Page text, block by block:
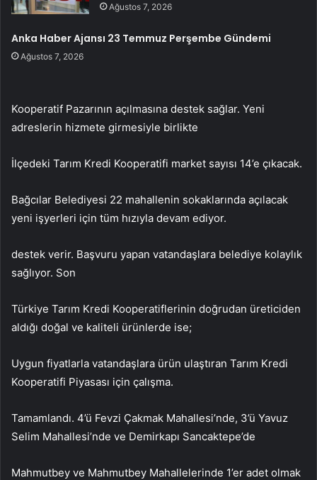
Ağustos 7, 2026
Anka Haber Ajansı 23 Temmuz Perşembe Gündemi
Ağustos 7, 2026
Kooperatif Pazarının açılmasına destek sağlar. Yeni
adreslerin hizmete girmesiyle birlikte
İlçedeki Tarım Kredi Kooperatifi market sayısı 14’e çıkacak.
Bağcılar Belediyesi 22 mahallenin sokaklarında açılacak
yeni işyerleri için tüm hızıyla devam ediyor.
destek verir. Başvuru yapan vatandaşlara belediye kolaylık
sağlıyor. Son
Türkiye Tarım Kredi Kooperatiflerinin doğrudan üreticiden
aldığı doğal ve kaliteli ürünlerde ise;
Uygun fiyatlarla vatandaşlara ürün ulaştıran Tarım Kredi
Kooperatifi Piyasası için çalışma.
Tamamlandı. 4’ü Fevzi Çakmak Mahallesi’nde, 3’ü Yavuz
Selim Mahallesi’nde ve Demirkapı Sancaktepe’de
Mahmutbey ve Mahmutbey Mahallelerinde 1’er adet olmak